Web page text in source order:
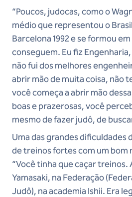
“Poucos, judocas, como o
médio que representou o
Barcelona 1992 e se formou
conseguem. Eu fiz
não fui dos melhores
abrir mão de muita coisa, não
você começa a abrir mão
boas e prazerosas, você
mesmo de fazer judô, de
Uma das grandes dificuldades
de treinos fortes com um bom
“Você tinha que caçar
Yamasaki, na Federação
Judô), na academia Ishii. Era